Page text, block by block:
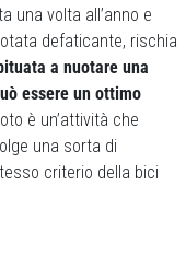
una volta all’anno e
defaticante, rischia
a nuotare una
essere un ottimo
è un’attività che
una sorta di
criterio della bici